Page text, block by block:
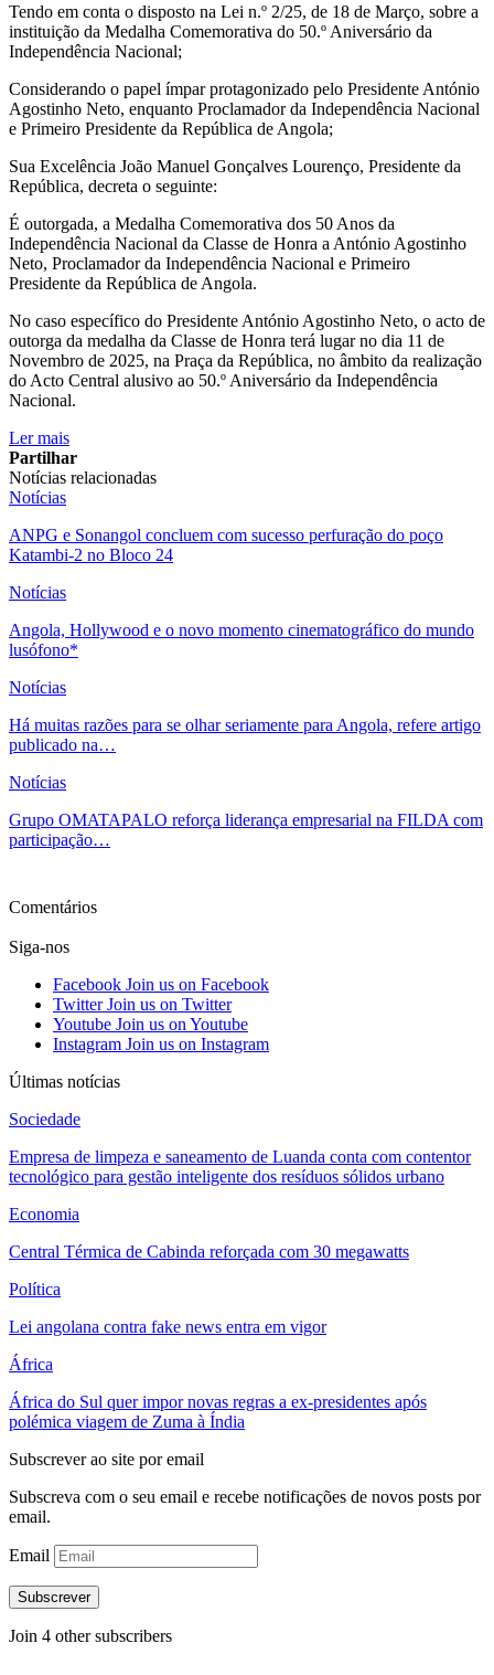
Tendo em conta o disposto na Lei n.º 2/25, de 18 de Março, sobre a
instituição da Medalha Comemorativa do 50.º Aniversário da
Independência Nacional;
Considerando o papel ímpar protagonizado pelo Presidente António
Agostinho Neto, enquanto Proclamador da Independência Nacional
e Primeiro Presidente da República de Angola;
Sua Excelência João Manuel Gonçalves Lourenço, Presidente da
República, decreta o seguinte:
É outorgada, a Medalha Comemorativa dos 50 Anos da
Independência Nacional da Classe de Honra a António Agostinho
Neto, Proclamador da Independência Nacional e Primeiro
Presidente da República de Angola.
No caso específico do Presidente António Agostinho Neto, o acto de
outorga da medalha da Classe de Honra terá lugar no dia 11 de
Novembro de 2025, na Praça da República, no âmbito da realização
do Acto Central alusivo ao 50.º Aniversário da Independência
Nacional.
Ler mais
Partilhar
Notícias relacionadas
Notícias
ANPG e Sonangol concluem com sucesso perfuração do poço
Katambi-2 no Bloco 24
Notícias
Angola, Hollywood e o novo momento cinematográfico do mundo
lusófono*
Notícias
Há muitas razões para se olhar seriamente para Angola, refere artigo
publicado na…
Notícias
Grupo OMATAPALO reforça liderança empresarial na FILDA com
participação…
Comentários
Siga-nos
Facebook Join us on Facebook
Twitter Join us on Twitter
Youtube Join us on Youtube
Instagram Join us on Instagram
Últimas notícias
Sociedade
Empresa de limpeza e saneamento de Luanda conta com contentor
tecnológico para gestão inteligente dos resíduos sólidos urbano
Economia
Central Térmica de Cabinda reforçada com 30 megawatts
Política
Lei angolana contra fake news entra em vigor
África
África do Sul quer impor novas regras a ex-presidentes após
polémica viagem de Zuma à Índia
Subscrever ao site por email
Subscreva com o seu email e recebe notificações de novos posts por
email.
Email
Subscrever
Join 4 other subscribers